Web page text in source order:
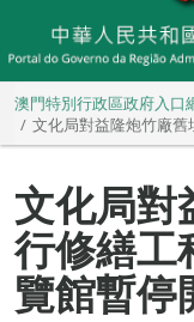
澳門特別行政區政府入口
文化局對益隆炮竹廠
文化局對
行修繕工
覽館暫停